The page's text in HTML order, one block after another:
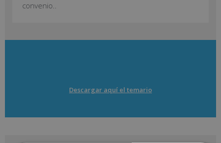
convenio..
Descargar aquí el temario